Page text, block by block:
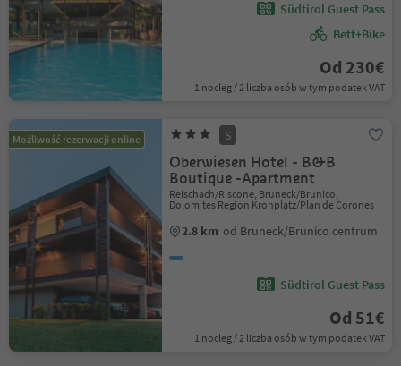
Südtirol Guest Pass
Bett+Bike
Od 230€
1 nocleg / 2 liczba osób w tym podatek VAT
Możliwość rezerwacji online S
Oberwiesen Hotel - B&B
Boutique -Apartment
Reischach/Riscone, Bruneck/Brunico,
Dolomites Region Kronplatz/Plan de Corones
2.8 km od Bruneck/Brunico centrum
Südtirol Guest Pass
Od 51€
1 nocleg / 2 liczba osób w tym podatek VAT